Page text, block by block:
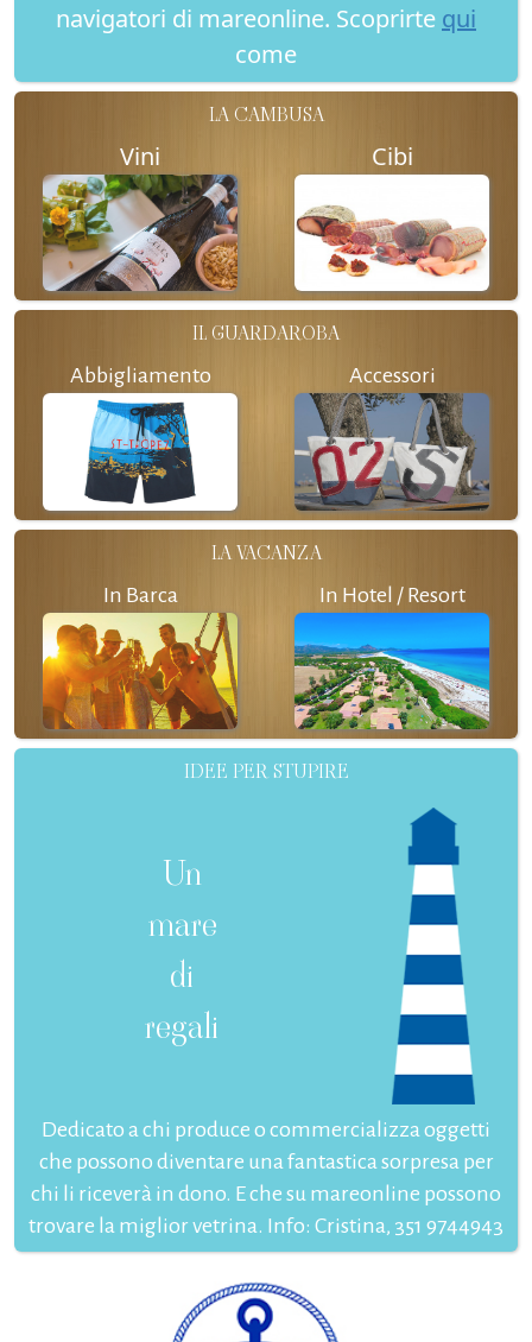
navigatori di mareonline. Scoprirte qui
come
LA CAMBUSA
Vini Cibi
IL GUARDAROBA
Abbigliamento Accessori
LA VACANZA
In Barca In Hotel / Resort
IDEE PER STUPIRE
Un
mare
di
regali
Dedicato a chi produce o commercializza oggetti
che possono diventare una fantastica sorpresa per
chi li riceverà in dono. E che su mareonline possono
trovare la miglior vetrina. Info: Cristina, 351 9744943